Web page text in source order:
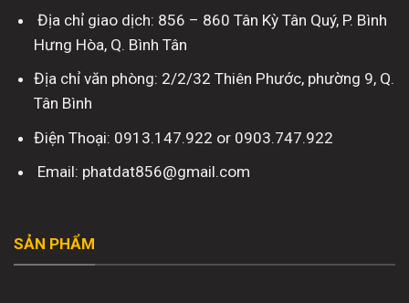
Địa chỉ giao dịch: 856 – 860 Tân Kỳ Tân Quý, P. Bình
Hưng Hòa, Q. Bình Tân
Địa chỉ văn phòng: 2/2/32 Thiên Phước, phường 9, Q.
Tân Bình
Điện Thoại: 0913.147.922 or 0903.747.922
Email: phatdat856@gmail.com
SẢN PHẨM